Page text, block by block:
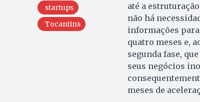
startups
Tocantins
até a
não há
informações para
quatro meses e,
segunda fase,
seus negócios
meses de